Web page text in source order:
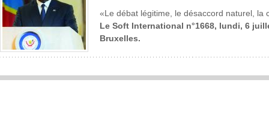
«Le débat légitime, le désaccord naturel, la
Le Soft International n°1668, lundi, 6
Bruxelles.